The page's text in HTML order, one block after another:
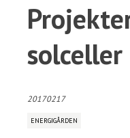
solceller
20170217
ENERGIGÅRDEN